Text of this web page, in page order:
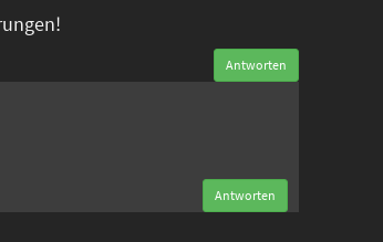
Antworten
Antworten